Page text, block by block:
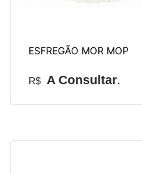
ESFREGÃO MOR MOP
R$ A Consultar.